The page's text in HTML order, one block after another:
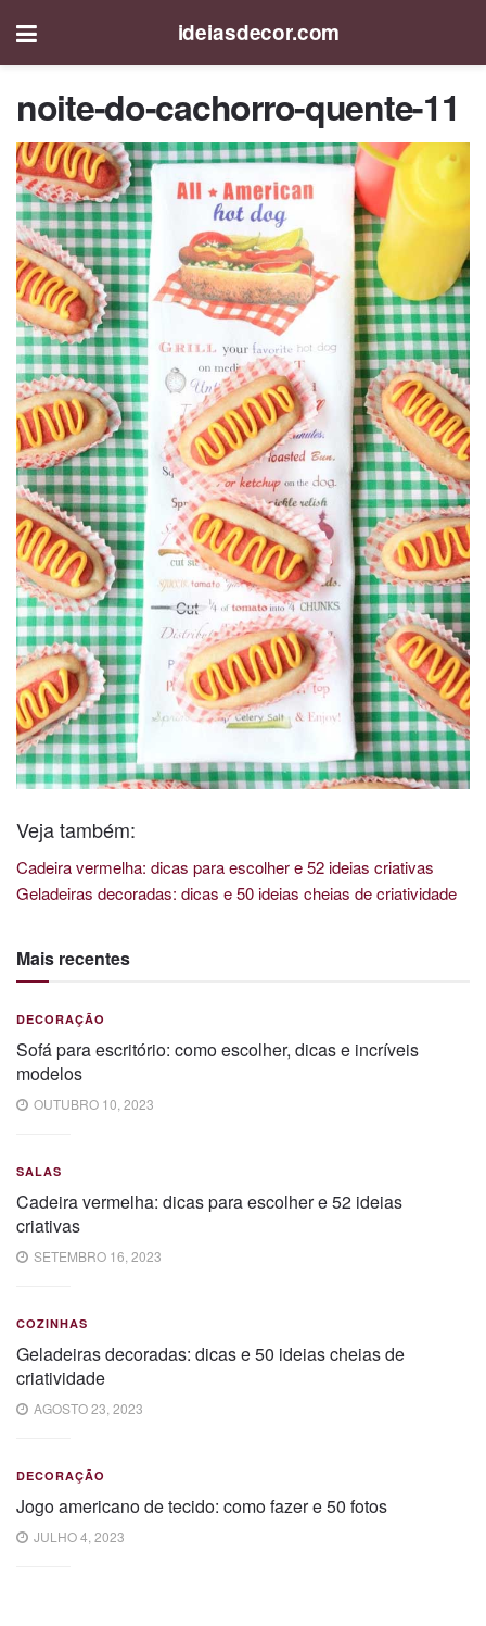
ideiasdecor.com
noite-do-cachorro-quente-11
Veja também:
Cadeira vermelha: dicas para escolher e 52 ideias criativas
Geladeiras decoradas: dicas e 50 ideias cheias de criatividade
Mais recentes
DECORAÇÃO
Sofá para escritório: como escolher, dicas e incríveis
modelos
OUTUBRO 10, 2023
SALAS
Cadeira vermelha: dicas para escolher e 52 ideias
criativas
SETEMBRO 16, 2023
COZINHAS
Geladeiras decoradas: dicas e 50 ideias cheias de
criatividade
AGOSTO 23, 2023
DECORAÇÃO
Jogo americano de tecido: como fazer e 50 fotos
JULHO 4, 2023